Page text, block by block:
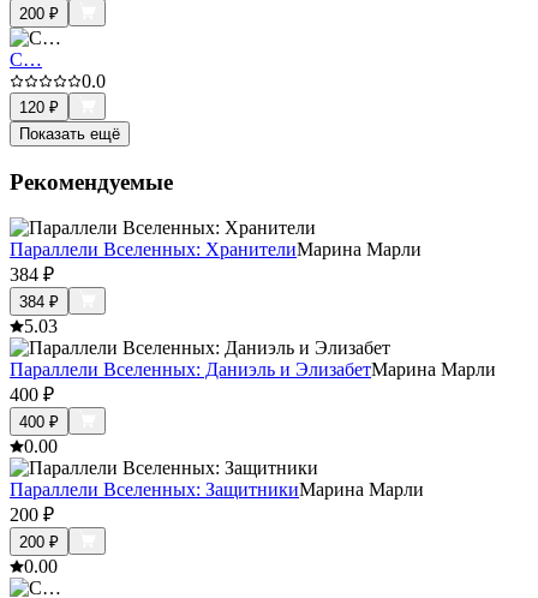
200 ₽
С…
0.0
120 ₽
Показать ещё
Рекомендуемые
Параллели Вселенных: ХранителиМарина Марли
384 ₽
384 ₽
5.03
Параллели Вселенных: Даниэль и ЭлизабетМарина Марли
400 ₽
400 ₽
0.00
Параллели Вселенных: ЗащитникиМарина Марли
200 ₽
200 ₽
0.00